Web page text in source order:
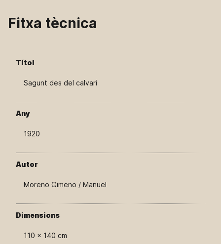
Fitxa tècnica
Títol
Sagunt des del calvari
Any
1920
Autor
Moreno Gimeno / Manuel
Dimensions
110 × 140 cm